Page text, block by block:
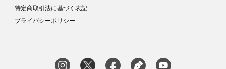
特定商取引法に基づく表記
プライバシーポリシー